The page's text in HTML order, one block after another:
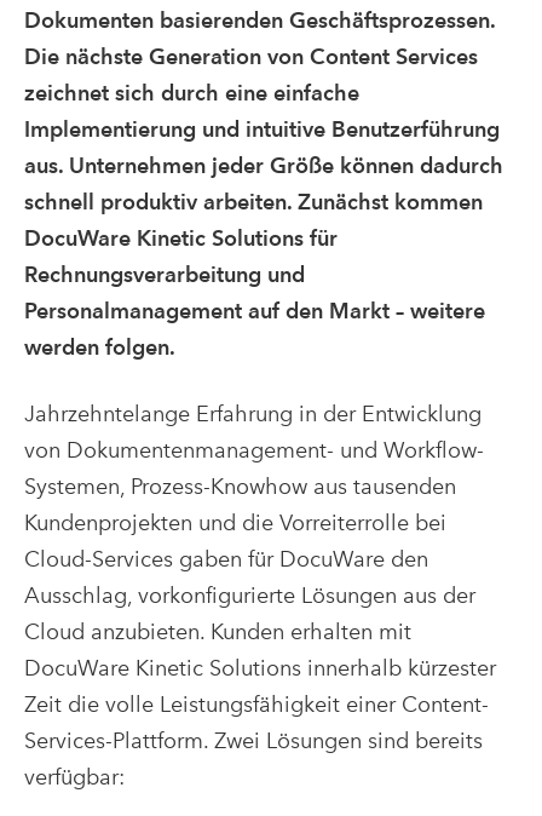
Dokumenten basierenden Geschäftsprozessen.
Die nächste Generation von Content Services
zeichnet sich durch eine einfache
Implementierung und intuitive Benutzerführung
aus. Unternehmen jeder Größe können dadurch
schnell produktiv arbeiten. Zunächst kommen
DocuWare Kinetic Solutions für
Rechnungsverarbeitung und
Personalmanagement auf den Markt – weitere
werden folgen.
Jahrzehntelange Erfahrung in der Entwicklung
von Dokumentenmanagement- und Workflow-
Systemen, Prozess-Knowhow aus tausenden
Kundenprojekten und die Vorreiterrolle bei
Cloud-Services gaben für DocuWare den
Ausschlag, vorkonfigurierte Lösungen aus der
Cloud anzubieten. Kunden erhalten mit
DocuWare Kinetic Solutions innerhalb kürzester
Zeit die volle Leistungsfähigkeit einer Content-
Services-Plattform. Zwei Lösungen sind bereits
verfügbar: